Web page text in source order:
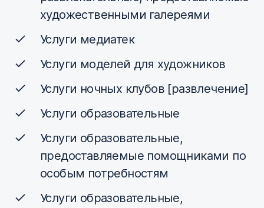
художественными галереями
Услуги медиатек
Услуги моделей для художников
Услуги ночных клубов [развлечение]
Услуги образовательные
Услуги образовательные,
предоставляемые помощниками по
особым потребностям
Услуги образовательные,